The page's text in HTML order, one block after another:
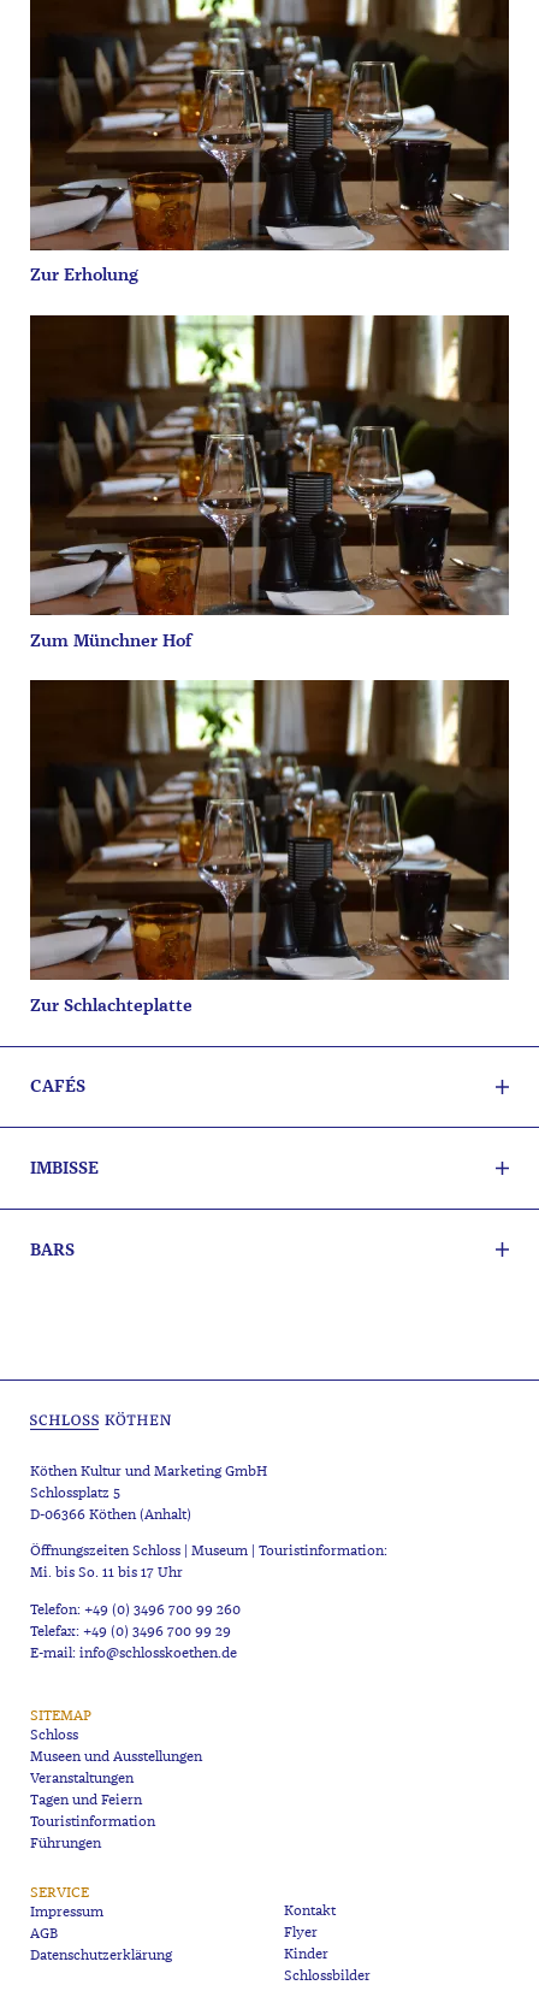
Zur Erholung
Zum Münchner Hof
Zur Schlachteplatte
CAFÉS
IMBISSE
BARS
Köthen Kultur und Marketing GmbH
Schlossplatz 5
D-06366 Köthen (Anhalt)
Öffnungszeiten Schloss | Museum | Touristinformation:
Mi. bis So. 11 bis 17 Uhr
Telefon: +49 (0) 3496 700 99 260
Telefax: +49 (0) 3496 700 99 29
E-mail: info@schlosskoethen.de
SITEMAP
Schloss
Museen und Ausstellungen
Veranstaltungen
Tagen und Feiern
Touristinformation
Führungen
SERVICE
Impressum
AGB
Datenschutzerklärung
Kontakt
Flyer
Kinder
Schlossbilder